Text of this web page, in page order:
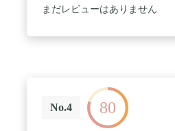
まだレビューはありません
No.4 80